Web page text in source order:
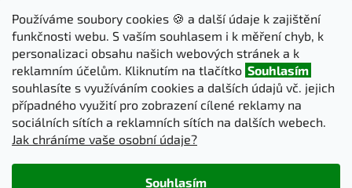
Používáme soubory cookies 🍪 a další údaje k zajištění
funkčnosti webu. S vaším souhlasem i k měření chyb, k
personalizaci obsahu našich webových stránek a k
reklamním účelům. Kliknutím na tlačítko Souhlasím
souhlasíte s využíváním cookies a dalších údajů vč. jejich
případného využití pro zobrazení cílené reklamy na
sociálních sítích a reklamních sítích na dalších webech.
Jak chráníme vaše osobní údaje?
Souhlasím
Odebírat newsletter
Vložte svůj e-mail a my vám budeme zasílat informace o nových
produktech na našem e-shopu.
E-mail
PŘIHLÁSIT SE